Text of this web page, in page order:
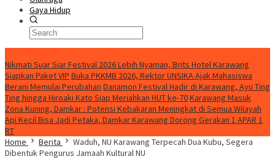
Gaya Hidup
Nikmati Suar Siar Festival 2026 Lebih Nyaman, Brits Hotel Karawang
Siapkan Paket VIP Buka PKKMB 2026, Rektor UNSIKA Ajak Mahasiswa
Berani Memulai Perubahan Danamon Festival Hadir di Karawang, Ayu Ting
Ting hingga Hiroaki Kato Siap Meriahkan HUT ke-70Karawang Masuk
Zona Kuning, Damkar : Potensi Kebakaran Meningkat di Semua Wilayah
Api Kecil Bisa Jadi Petaka, Damkar Karawang Dorong Gerakan 1 APAR 1
RT
Home
Berita
Waduh, NU Karawang Terpecah Dua Kubu, Segera
Dibentuk Pengurus Jamaah Kultural NU